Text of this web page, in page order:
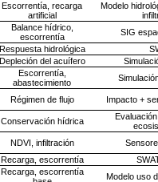
Escorrentía, recarga
artificial
Modelo
Balance hídrico,
escorrentía
SIG
Respuesta hidrológica
Depleción del acuífero
Escorrentía,
abastecimiento
Régimen de flujo
Impacto +
Conservación hídrica
NDVI, infiltración
Recarga, escorrentía
Recarga, escorrentía
Modelo uso